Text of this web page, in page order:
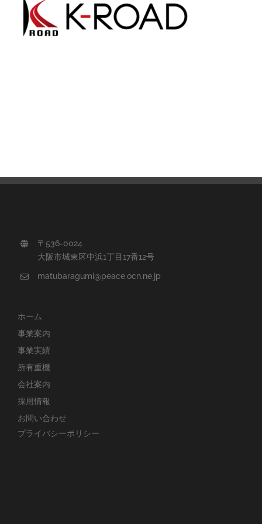
〒536-0024
大阪市城東区中浜1丁目17番12号
matubaragumi@peace.ocn.ne.jp
ホーム
事業案内
事業実績
所有重機
会社案内
採用情報
お問い合わせ
プライバシーポリシー